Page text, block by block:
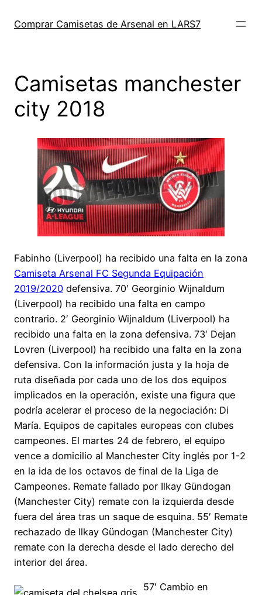
Comprar Camisetas de Arsenal en LARS7
Camisetas manchester
city 2018
Fabinho (Liverpool) ha recibido una falta en la zona
Camiseta Arsenal FC Segunda Equipación
2019/2020 defensiva. 70′ Georginio Wijnaldum
(Liverpool) ha recibido una falta en campo
contrario. 2′ Georginio Wijnaldum (Liverpool) ha
recibido una falta en la zona defensiva. 73′ Dejan
Lovren (Liverpool) ha recibido una falta en la zona
defensiva. Con la información justa y la hoja de
ruta diseñada por cada uno de los dos equipos
implicados en la operación, existe una figura que
podría acelerar el proceso de la negociación: Di
María. Equipos de capitales europeas con clubes
campeones. El martes 24 de febrero, el equipo
vence a domicilio al Manchester City inglés por 1-2
en la ida de los octavos de final de la Liga de
Campeones. Remate fallado por Ilkay Gündogan
(Manchester City) remate con la izquierda desde
fuera del área tras un saque de esquina. 55′ Remate
rechazado de Ilkay Gündogan (Manchester City)
remate con la derecha desde el lado derecho del
interior del área.
57′ Cambio en